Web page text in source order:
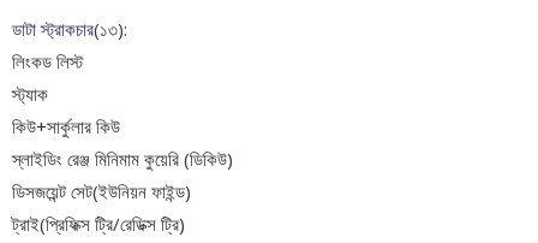
ডাটা স্ট্রাকচার(১৩):
লিংকড লিস্ট
স্ট্যাক
কিউ+সার্কুলার কিউ
স্লাইডিং রেঞ্জ মিনিমাম কুয়েরি (ডিকিউ)
ডিসজয়েন্ট সেট(ইউনিয়ন ফাইন্ড)
ট্রাই(প্রিফিক্স ট্রি/রেডিক্স ট্রি)